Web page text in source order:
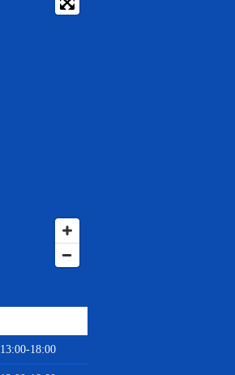
13:00-18:00